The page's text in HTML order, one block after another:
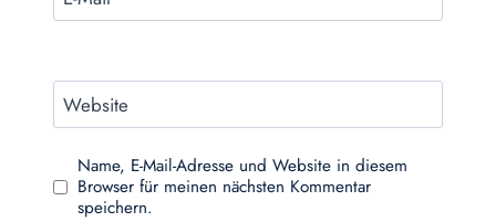
Website
Name, E-Mail-Adresse und Website in diesem
Browser für meinen nächsten Kommentar
speichern.